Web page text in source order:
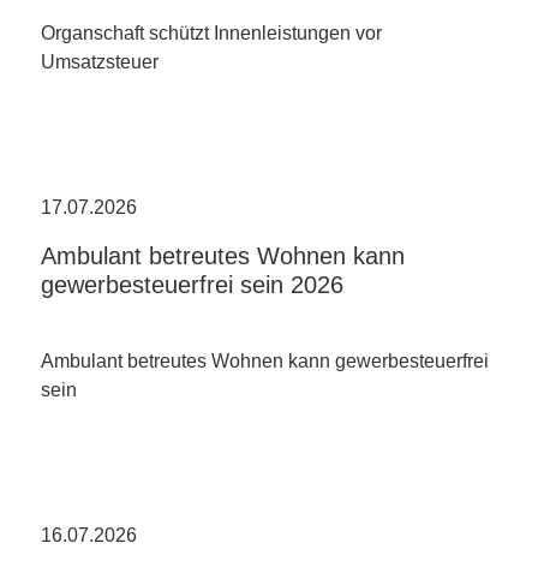
Organschaft schützt Innenleistungen vor
Umsatzsteuer
17.07.2026
Ambulant betreutes Wohnen kann
gewerbesteuerfrei sein 2026
Ambulant betreutes Wohnen kann gewerbesteuerfrei
sein
16.07.2026